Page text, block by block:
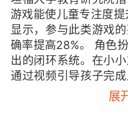
游戏能使儿童专注度
显示，参与此类游戏
确率提高28%。 角色
出的闭环系统。在小
通过视频引导孩子完
May I see your
准确捕捉语音指令才
展